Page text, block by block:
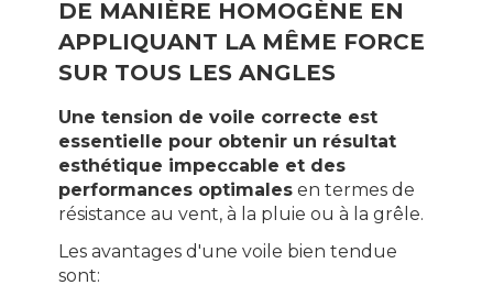
DE MANIÈRE HOMOGÈNE EN
APPLIQUANT LA MÊME FORCE
SUR TOUS LES ANGLES
Une tension de voile correcte est
essentielle pour obtenir un résultat
esthétique impeccable et des
performances optimalesen termes de
résistance au vent, à la pluie ou à la grêle.
Les avantages d'une voile bien tendue
sont: